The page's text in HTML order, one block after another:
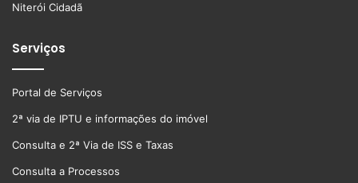
Niterói Cidadã
Serviços
Portal de Serviços
2ª via de IPTU e informações do imóvel
Consulta e 2ª Via de ISS e Taxas
Consulta a Processos